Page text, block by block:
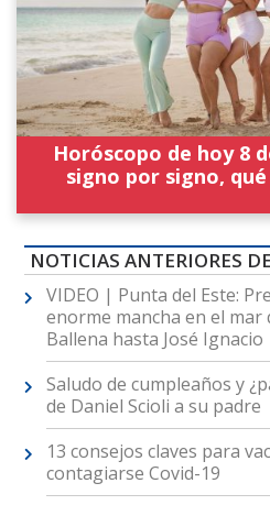
Horóscopo de hoy 8
signo por signo,
NOTICIAS ANTERIORES
VIDEO | Punta del Este:
enorme mancha en el mar
Ballena hasta José Ignacio
Saludo de cumpleaños y
de Daniel Scioli a su padre
13 consejos claves para
contagiarse Covid-19